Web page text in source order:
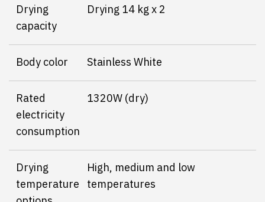
Drying
capacity
Drying 14 kg x 2
Body color Stainless White
Rated
electricity
consumption
1320W (dry)
Drying
temperature
High, medium and low
temperatures